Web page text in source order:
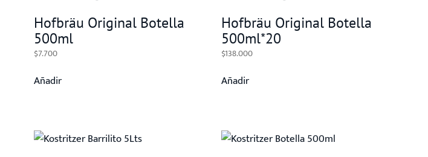
Hofbräu Original Botella
500ml
$7.700
Añadir
Hofbräu Original Botella
500ml*20
$138.000
Añadir